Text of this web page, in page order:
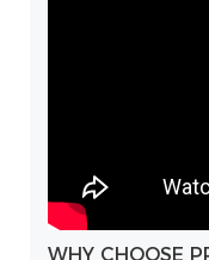
WHY CHOOSE